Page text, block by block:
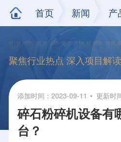
首页 新闻 产
聚焦行业热点 深入项目解读
添加时间：2023-09-11 更新时
碎石粉碎机设备有
台？